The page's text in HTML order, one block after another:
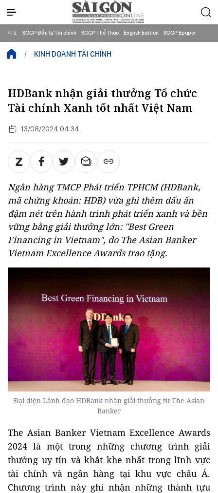
中文 SGGP Đầu tư Tài chính SGGP Thể Thao English Edition SGGP Epaper
KINH DOANH TÀI CHÍNH
HDBank nhận giải thưởng Tổ chức
Tài chính Xanh tốt nhất Việt Nam
13/08/2024 04:34
Ngân hàng TMCP Phát triển TPHCM (HDBank,
mã chứng khoán: HDB) vừa ghi thêm dấu ấn
đậm nét trên hành trình phát triển xanh và bền
vững bằng giải thưởng lớn: "Best Green
Financing in Vietnam", do The Asian Banker
Vietnam Excellence Awards trao tặng.
Đại diện Lãnh đạo HDBank nhận giải thưởng từ The Asian
Banker
The Asian Banker Vietnam Excellence Awards
2024 là một trong những chương trình giải
thưởng uy tín và khắt khe nhất trong lĩnh vực
tài chính và ngân hàng tại khu vực châu Á.
Chương trình này ghi nhận những thành tựu